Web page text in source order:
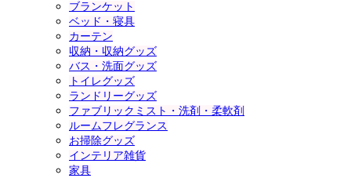
ブランケット
ベッド・寝具
カーテン
収納・収納グッズ
バス・洗面グッズ
トイレグッズ
ランドリーグッズ
ファブリックミスト・洗剤・柔軟剤
ルームフレグランス
お掃除グッズ
インテリア雑貨
家具